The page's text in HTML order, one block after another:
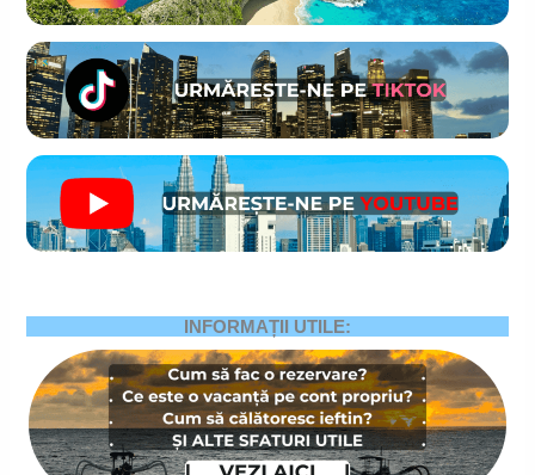
INFORMAȚII UTILE: